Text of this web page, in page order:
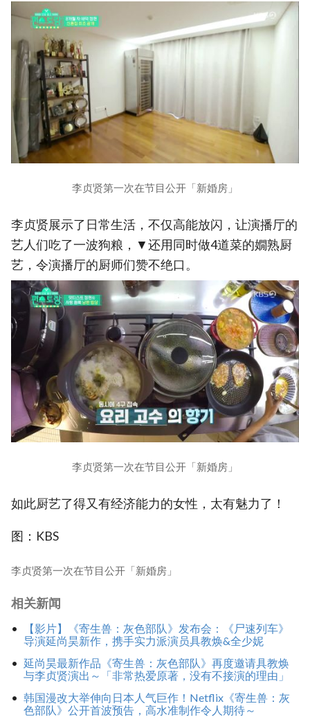
李贞贤第一次在节目公开「新婚房」
李贞贤展示了日常生活，不仅高能放闪，让演播厅的
艺人们吃了一波狗粮，▼还用同时做4道菜的嫺熟厨
艺，令演播厅的厨师们赞不绝口。
李贞贤第一次在节目公开「新婚房」
如此厨艺了得又有经济能力的女性，太有魅力了！
图：KBS
李贞贤第一次在节目公开「新婚房」
相关新闻
【影片】《寄生兽：灰色部队》发布会：《尸速列车》
导演延尚昊新作，携手实力派演员具教焕&全少妮
延尚昊最新作品《寄生兽：灰色部队》再度邀请具教焕
与李贞贤演出～「非常热爱原著，没有不接演的理由」
韩国漫改大举伸向日本人气巨作！Netflix《寄生兽：灰
色部队》公开首波预告，高水准制作令人期待～